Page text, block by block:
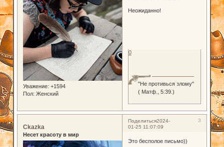
Уважение: +1594
Пол: Женский
Неожиданно!
"Не противься злому"
( Матф., 5:39.)
0
Поделиться 3
2024-
01-25 11:07:09
Ckazka
Несет красоту в мир
Это бесполое письмо))